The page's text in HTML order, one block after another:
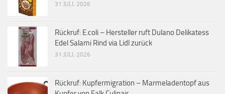
31 JULI, 2026
Rückruf: E.coli – Hersteller ruft Dulano Delikatess
Edel Salami Rind via Lidl zurück
31 JULI, 2026
Rückruf: Kupfermigration – Marmeladentopf aus